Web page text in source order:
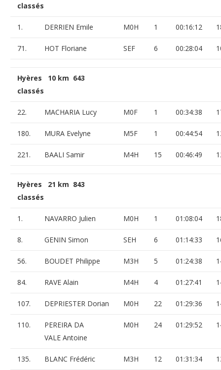
classés
1. DERRIEN Emile M0H 1 00:16:12
71. HOT Floriane SEF 6 00:28:04
Hyères 10 km 643
classés
22. MACHARIA Lucy M0F 1 00:34:38
180. MURA Evelyne M5F 1 00:44:54
221. BAALI Samir M4H 15 00:46:49
Hyères 21 km 843
classés
1. NAVARRO Julien M0H 1 01:08:04
8. GENIN Simon SEH 6 01:14:33
56. BOUDET Philippe M3H 5 01:24:38
84. RAVE Alain M4H 4 01:27:41
107. DEPRIESTER Dorian M0H 22 01:29:36
110.
PEREIRA DA
VALE Antoine
M0H 24 01:29:52
135. BLANC Frédéric M3H 12 01:31:34